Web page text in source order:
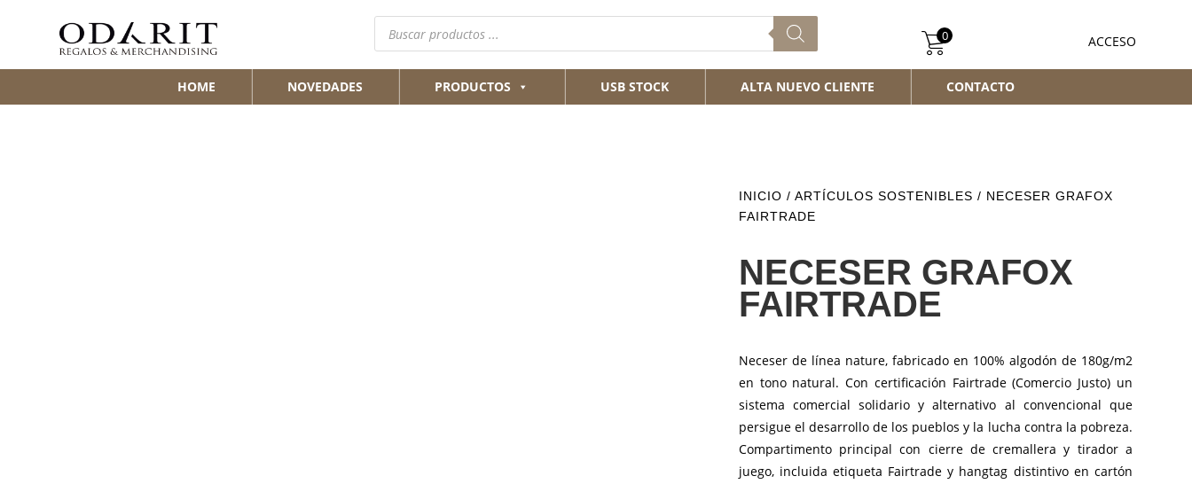
Búsqueda
productos ACCESO
0
HOME NOVEDADES PRODUCTOS USB STOCK ALTA NUEVO CLIENTE CONTACTO
INICIO / ARTÍCULOS SOSTENIBLES / NECESER GRAFOX
FAIRTRADE
NECESER GRAFOX
FAIRTRADE
Neceser de línea nature, fabricado en 100% algodón de 180g/m2
en tono natural. Con certificación Fairtrade (Comercio Justo) un
sistema comercial solidario y alternativo al convencional que
persigue el desarrollo de los pueblos y la lucha contra la pobreza.
Compartimento principal con cierre de cremallera y tirador a
juego, incluida etiqueta Fairtrade y hangtag distintivo en cartón